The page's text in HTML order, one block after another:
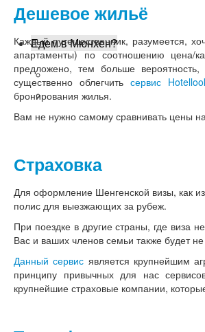
Едем в Мюнхен?
Как добраться? Авиабилеты
Наш блог
Дешевое жильё
Каждый путешественник, разумеется,
апартаменты) по соотношению цена/
предложено, тем больше
существенно облегчить сервис
бронирования жилья.
Вам не нужно самому сравнивать цены
Страховка
Для оформление Шенгенской визы, как
полис для выезжающих за рубеж.
При поездке в другие страны, где виза
Вас и ваших членов семьи также будет
Данный сервис является крупнейшим
принципу привычных для нас
крупнейшие страховые компании,